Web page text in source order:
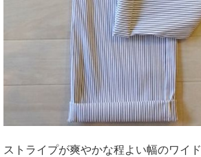
ストライプが爽やかな程よい幅のワイド